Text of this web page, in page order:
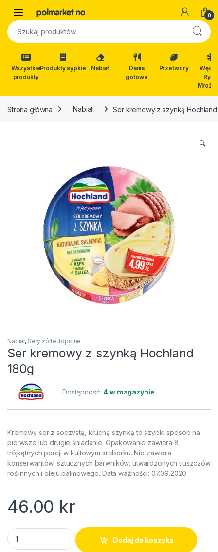
Open 0
Szukaj:
Wszystkie
produkty
Produkty sypkie Nabiał
Dania
gotowe
Przetwory
Ryby
Strona główna Nabiał Ser kremowy z szynką
🔍
Nabiał, Sery żółte, topione
Ser kremowy z szynką Hochland
180g
Dostępność: 4 w magazynie
Kremowy ser z soczystą, kruchą szynką to szybki sposób na
pierwsze lub drugie śniadanie. Opakowanie zawiera 8
trójkątnych porcji w kultowym sreberku. Nie zawiera
konserwantów, sztucznych barwników, utwardzonych tłuszczów
roślinnych i oleju palmowego. Data ważności: 07.09.2020.
46.00 kr
Ser kremowy z szynką Hochland 180g quantity
Dodaj do koszyka